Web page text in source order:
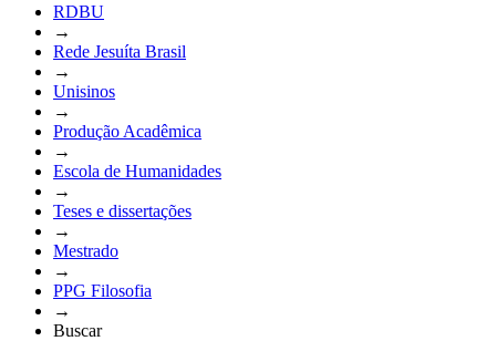
RDBU
→
Rede Jesuíta Brasil
→
Unisinos
→
Produção Acadêmica
→
Escola de Humanidades
→
Teses e dissertações
→
Mestrado
→
PPG Filosofia
→
Buscar